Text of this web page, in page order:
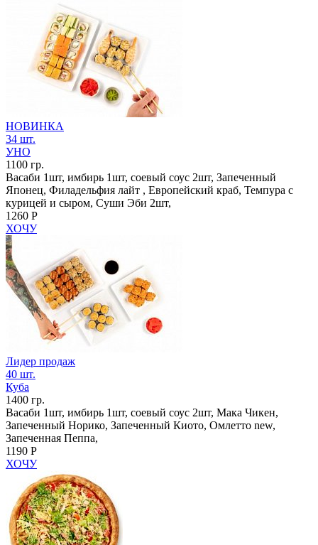
НОВИНКА
34 шт.
УНО
1100 гр.
Васаби 1шт, имбирь 1шт, соевый соус 2шт, Запеченный
Японец, Филадельфия лайт , Европейский краб, Темпура с
курицей и сыром, Суши Эби 2шт,
1260 Р
ХОЧУ
Лидер продаж
40 шт.
Куба
1400 гр.
Васаби 1шт, имбирь 1шт, соевый соус 2шт, Мака Чикен,
Запеченный Норико, Запеченный Киото, Омлетто new,
Запеченная Пеппа,
1190 Р
ХОЧУ